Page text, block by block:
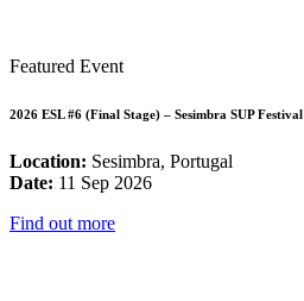
Featured Event
2026 ESL #6 (Final Stage) – Sesimbra SUP Festival
Location: Sesimbra, Portugal
Date: 11 Sep 2026
Find out more